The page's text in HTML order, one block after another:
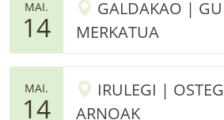
MAI.
14
GALDAKAO |
MERKATUA
MAI.
14
IRULEGI |
ARNOAK